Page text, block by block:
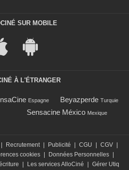
SUR MOBILE
À L'ÉTRANGER
Espagne Beyazperde Turquie
Sensacine México Mexique
Recrutement Publicité CGU CGV
cookies Données Personnelles
Les services AlloCiné Gérer Utiq